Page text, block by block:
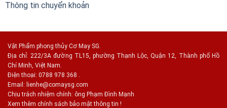
Thông tin chuyển khoản
Vật Phẩm phong thủy Cơ May SG.
Địa chỉ: 222/3A đường TL15, phường Thạnh Lộc, Quận 12, Thành phố Hồ
Chí Minh, Việt Nam.
Điện thoại: 0788 978 368 .
Email: lienhe@comaysg.com
Chịu trách nhiệm chính: ông Phạm Đình Mạnh
Xem thêm chính sách bảo mật thông tin !